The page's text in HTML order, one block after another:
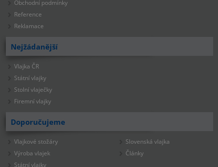
Obchodní podmínky
Reference
Reklamace
Nejžádanější
Vlajka ČR
Státní vlajky
Stolní vlaječky
Firemní vlajky
Doporučujeme
Vlajkové stožáry
Výroba vlajek
Státní vlajky
Slovenská vlajka
Články